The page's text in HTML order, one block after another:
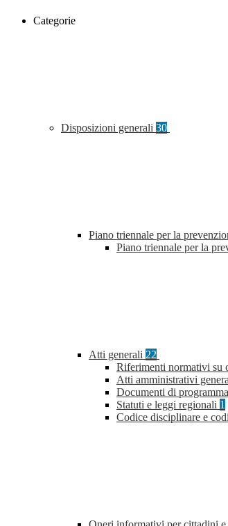
Categorie
Disposizioni generali 30
Piano triennale per la
Piano triennale per la
Atti generali 22
Riferimenti normativi su
Atti amministrativi
Documenti di
Statuti e leggi regionali 1
Codice disciplinare e